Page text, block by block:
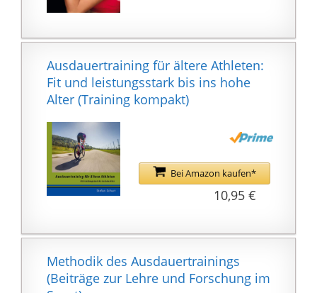
𝗟𝗜𝗩𝗘 𝗘𝗫𝗣𝗘𝗥𝗜𝗘𝗡𝗖𝗘:
Erleben Sie jetzt Next-
Level Fitness und
gemeinsam mit Profi-
Sie sich und die
Community zu
spannenden Challenges
Leaderboards heraus.
Yoga, Bodysports oder
mit leckeren Rezepten
abnehmen? Alles
Ausdauertraining für ältere Athleten:
Fit und leistungsstark bis ins hohe
Alter (Training kompakt)
Bei Amazon kaufen*
10,95 €
Methodik des Ausdauertrainings
(Beiträge zur Lehre und Forschung im